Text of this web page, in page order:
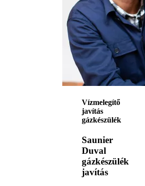
Vízmelegítő
javítás
gázkészülék
Saunier
Duval
gázkészülék
javítás